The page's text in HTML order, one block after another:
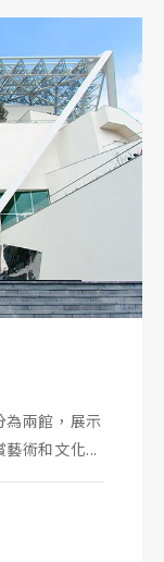
兩館，展示
術和文化...